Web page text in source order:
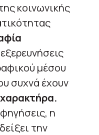
κοινωνικής
μέσου
συχνά έχουν
η
την